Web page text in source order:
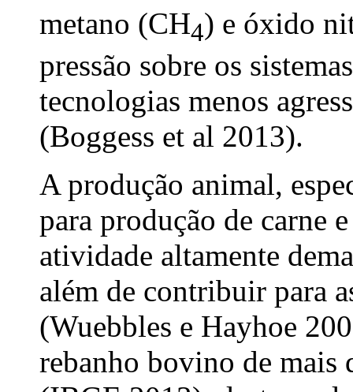
metano (CH4) e óxido
pressão sobre os
tecnologias menos
(Boggess et al 2013).
A produção animal,
para produção de carne
atividade altamente
além de contribuir para
(Wuebbles e Hayhoe
rebanho bovino de mais